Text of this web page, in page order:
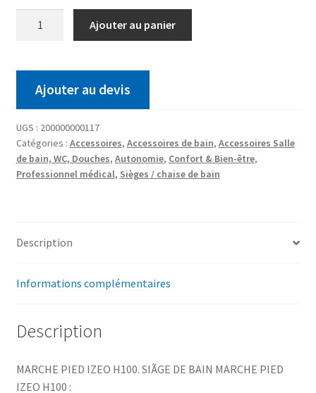
Ajouter au panier
Ajouter au devis
UGS : 200000000117
Catégories : Accessoires, Accessoires de bain, Accessoires Salle
de bain, WC, Douches, Autonomie, Confort & Bien-être,
Professionnel médical, Sièges / chaise de bain
Description
Informations complémentaires
Description
MARCHE PIED IZEO H100. SIÃGE DE BAIN MARCHE PIED
IZEO H100 :